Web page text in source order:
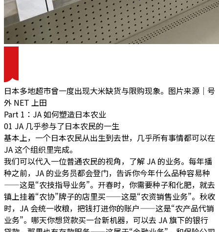
日本多地超市曾一度出现大米缺货与限购现象。图片来源｜号
外 NET 上田
Part 1：JA 如何塑造日本农业
01 JA 几乎参与了日本农民的一生
基本上，一个日本农民从出生到去世，几乎所有事情都可以在
JA 这个组织里完成。
我们可以代入一位普通农民的视角，了解 JA 的业务。每年播
种之前，JA 的业务员都会登门，告诉你今年什么品种容易种
——这是“农技指导业务”。开春时，你需要种子和化肥，就去
镇上挂着“农协”牌子的店里买——这是“农资销售业务”。秋收
时，JA 会统一收粮，把钱打进你的账户——这是“农产品代销
业务”。哪天你想贷款买一台新机器，可以去 JA 旗下的银行